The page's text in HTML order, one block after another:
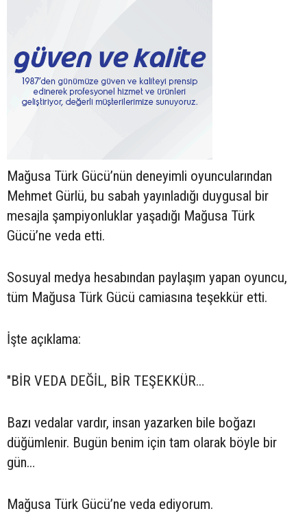
Mağusa Türk Gücü’nün deneyimli oyuncularından
Mehmet Gürlü, bu sabah yayınladığı duygusal bir
mesajla şampiyonluklar yaşadığı Mağusa Türk
Gücü’ne veda etti.
Sosuyal medya hesabından paylaşım yapan oyuncu,
tüm Mağusa Türk Gücü camiasına teşekkür etti.
İşte açıklama:
"BİR VEDA DEĞİL, BİR TEŞEKKÜR…
Bazı vedalar vardır, insan yazarken bile boğazı
düğümlenir. Bugün benim için tam olarak böyle bir
gün…
Mağusa Türk Gücü’ne veda ediyorum.